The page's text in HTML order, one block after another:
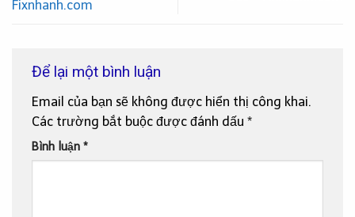
Fixnhanh.com
Để lại một bình luận
Email của bạn sẽ không được hiển thị công khai.
Các trường bắt buộc được đánh dấu *
Bình luận *